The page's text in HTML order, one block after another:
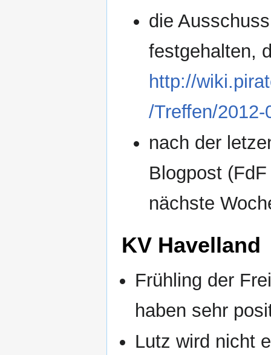
die
festgehalten,
http://
/Treffen/2012-
nach der
Blogpost
nächste
KV Havelland
Frühling der
haben sehr
Lutz wird nicht